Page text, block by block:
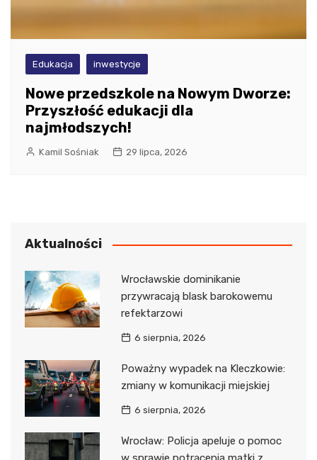
Edukacja inwestycje
Nowe przedszkole na Nowym Dworze:
Przyszłość edukacji dla
najmłodszych!
Kamil Sośniak 29 lipca, 2026
Aktualności
Wrocławskie dominikanie
przywracają blask barokowemu
refektarzowi
6 sierpnia, 2026
Poważny wypadek na Kleczkowie:
zmiany w komunikacji miejskiej
6 sierpnia, 2026
Wrocław: Policja apeluje o pomoc